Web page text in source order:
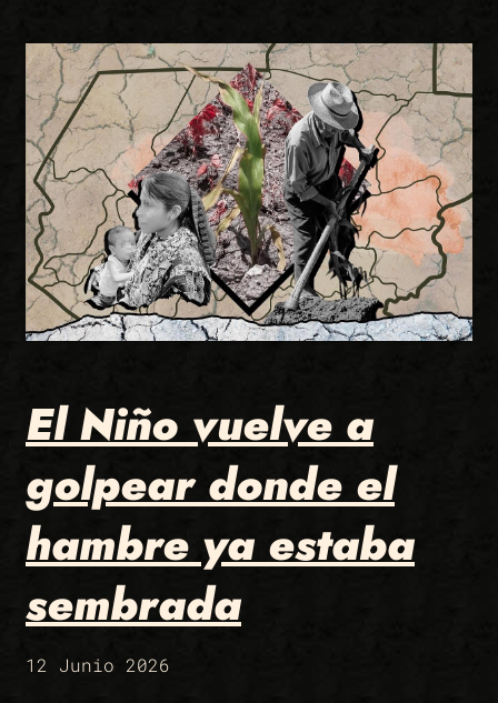
El Niño vuelve a
golpear donde el
hambre ya estaba
sembrada
12 Junio 2026